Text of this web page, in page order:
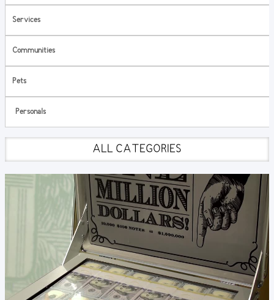
Services
Communities
Pets
Personals
ALL CATEGORIES